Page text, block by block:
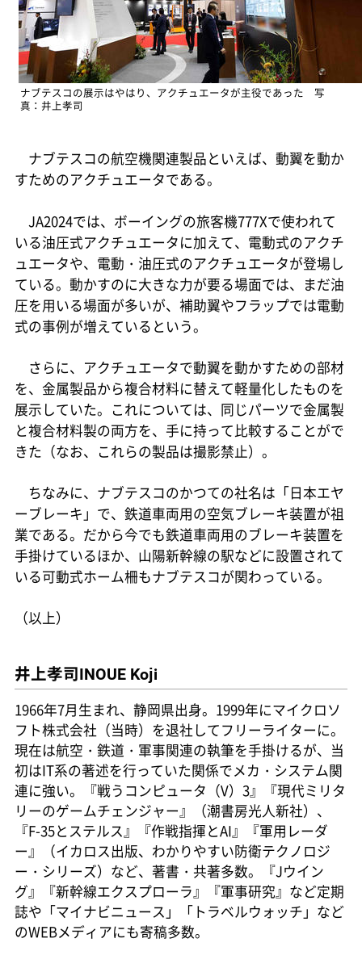
ナブテスコの展示はやはり、アクチュエータが主役であった 写
真：井上孝司
ナブテスコの航空機関連製品といえば、動翼を動か
すためのアクチュエータである。
JA2024では、ボーイングの旅客機777Xで使われて
いる油圧式アクチュエータに加えて、電動式のアクチ
ュエータや、電動・油圧式のアクチュエータが登場し
ている。動かすのに大きな力が要る場面では、まだ油
圧を用いる場面が多いが、補助翼やフラップでは電動
式の事例が増えているという。
さらに、アクチュエータで動翼を動かすための部材
を、金属製品から複合材料に替えて軽量化したものを
展示していた。これについては、同じパーツで金属製
と複合材料製の両方を、手に持って比較することがで
きた（なお、これらの製品は撮影禁止）。
ちなみに、ナブテスコのかつての社名は「日本エヤ
ーブレーキ」で、鉄道車両用の空気ブレーキ装置が祖
業である。だから今でも鉄道車両用のブレーキ装置を
手掛けているほか、山陽新幹線の駅などに設置されて
いる可動式ホーム柵もナブテスコが関わっている。
（以上）
井上孝司INOUE Koji
1966年7月生まれ、静岡県出身。1999年にマイクロソ
フト株式会社（当時）を退社してフリーライターに。
現在は航空・鉄道・軍事関連の執筆を手掛けるが、当
初はIT系の著述を行っていた関係でメカ・システム関
連に強い。『戦うコンピュータ（V）3』『現代ミリタ
リーのゲームチェンジャー』（潮書房光人新社）、
『F-35とステルス』『作戦指揮とAI』『軍用レーダ
ー』（イカロス出版、わかりやすい防衛テクノロジ
ー・シリーズ）など、著書・共著多数。『Jウイン
グ』『新幹線エクスプローラ』『軍事研究』など定期
誌や「マイナビニュース」「トラベルウォッチ」など
のWEBメディアにも寄稿多数。